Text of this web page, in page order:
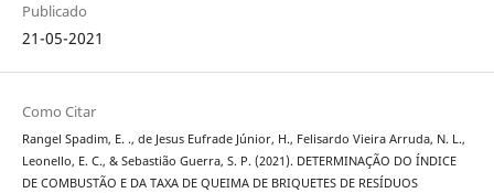
Publicado
21-05-2021
Como Citar
Rangel Spadim, E. ., de Jesus Eufrade Júnior, H., Felisardo Vieira Arruda, N. L.,
Leonello, E. C., & Sebastião Guerra, S. P. (2021). DETERMINAÇÃO DO ÍNDICE
DE COMBUSTÃO E DA TAXA DE QUEIMA DE BRIQUETES DE RESÍDUOS